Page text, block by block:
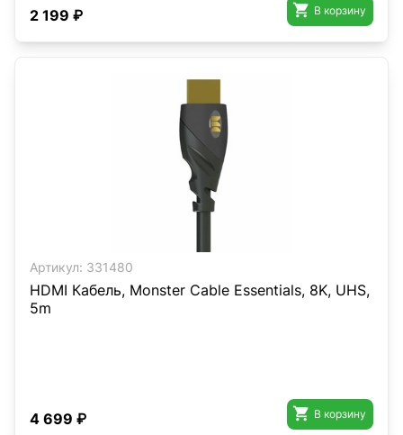
2 199 ₽  В корзину
Артикул: 331480
HDMI Кабель, Monster Cable Essentials, 8K, UHS,
5m
4 699 ₽  В корзину